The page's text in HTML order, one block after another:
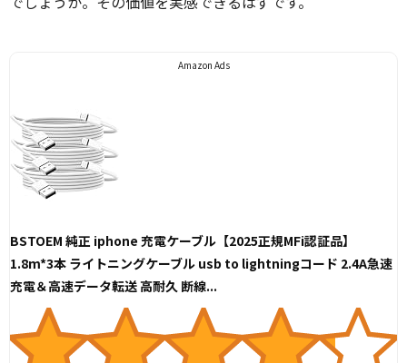
Amazon Ads
BSTOEM 純正 iphone 充電ケーブル【2025正規MFi認証品】
1.8m*3本 ライトニングケーブル usb to lightningコード 2.4A急速
充電＆高速データ転送 高耐久 断線...